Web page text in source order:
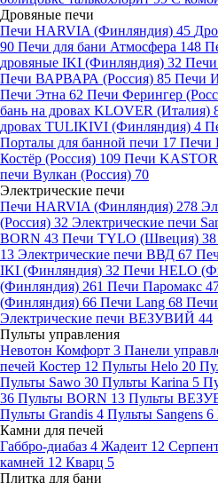
Дровяные печи
Печи HARVIA (Финляндия) 45
90 Печи для бани Атмосфера 148
дровяные IKI (Финляндия) 32
Печи ВАРВАРА (Россия) 85 Печи
Печи Этна 62 Печи Ферингер
бань на дровах KLOVER (Италия)
дровах TULIKIVI (Финляндия) 4
Порталы для банной печи 17 Печи
Костёр (Россия) 109 Печи
печи Вулкан (Россия) 70
Электрические печи
Печи HARVIA (Финляндия) 278
(Россия) 32 Электрические печи
BORN 43 Печи TYLO (Швеция) 38
13 Электрические печи ВВД 67
IKI (Финляндия) 32 Печи HELO
(Финляндия) 261 Печи Паромакс
(Финляндия) 66 Печи Lang 68
Электрические печи ВЕЗУВИЙ 44
Пульты управления
Невотон Комфорт 3 Панели
печей Костер 12 Пульты Helo 20
Пульты Sawo 30 Пульты Karina 5
36 Пульты BORN 13 Пульты
Пульты Grandis 4 Пульты Sangens 6
Камни для печей
Габбро-диабаз 4 Жадеит 12
камней 12 Кварц 5
Плитка для бани